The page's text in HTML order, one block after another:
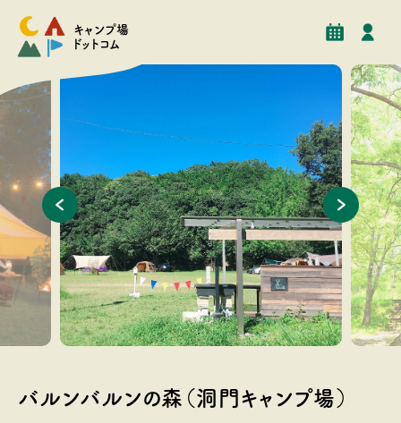
キャンプ場
ドットコム
予約 施設情報
バルンバルンの森（洞門キャンプ場）